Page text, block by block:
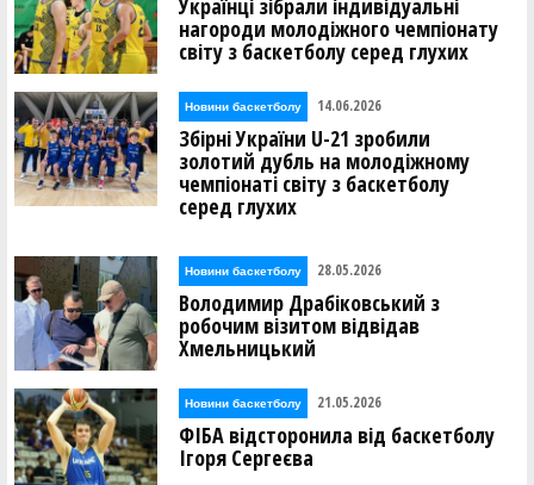
Українці зібрали індивідуальні
нагороди молодіжного чемпіонату
світу з баскетболу серед глухих
Новини баскетболу 14.06.2026
Збірні України U-21 зробили
золотий дубль на молодіжному
чемпіонаті світу з баскетболу
серед глухих
Новини баскетболу 28.05.2026
Володимир Драбіковський з
робочим візитом відвідав
Хмельницький
Новини баскетболу 21.05.2026
ФІБА відсторонила від баскетболу
Ігоря Сергеєва